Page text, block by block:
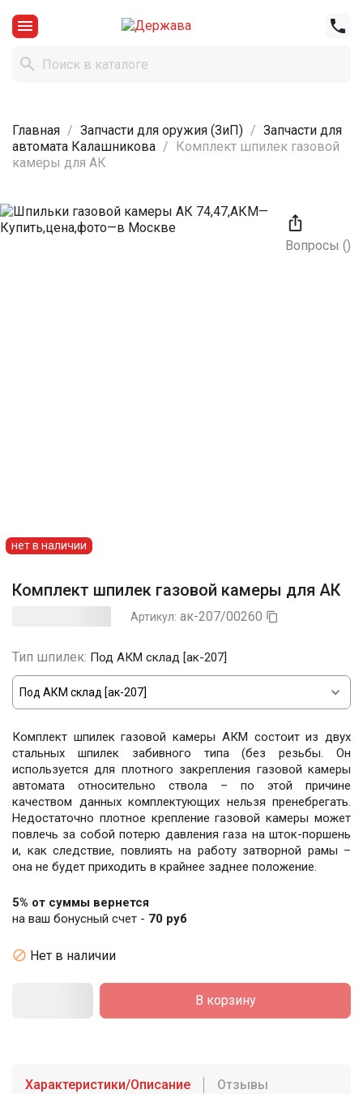



Главная Запчасти для оружия (ЗиП)
Запчасти для
автомата Калашникова
Комплект шпилек газовой
камеры для АК

Вопросы ()
нет в наличии
Комплект шпилек газовой камеры для АК
Артикул: ак-207/00260 
Тип шпилек: Под АКМ склад [ак-207]
Комплект шпилек газовой камеры АКМ состоит из двух
стальных шпилек забивного типа (без резьбы. Он
используется для плотного закрепления газовой камеры
автомата относительно ствола – по этой причине
качеством данных комплектующих нельзя пренебрегать.
Недостаточно плотное крепление газовой камеры может
повлечь за собой потерю давления газа на шток-поршень
и, как следствие, повлиять на работу затворной рамы –
она не будет приходить в крайнее заднее положение.
5% от суммы вернется
на ваш бонусный счет - 70 руб
 Нет в наличии
В корзину
Характеристики/Описание Отзывы